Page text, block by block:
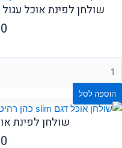
שולחן לפינת אוכל
הוספה לסל
שולחן לפינת